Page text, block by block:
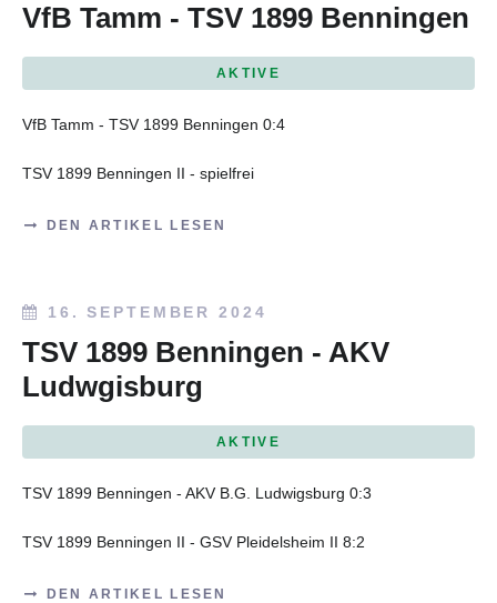
VfB Tamm - TSV 1899 Benningen
AKTIVE
VfB Tamm - TSV 1899 Benningen 0:4
TSV 1899 Benningen II - spielfrei
DEN ARTIKEL LESEN
16. SEPTEMBER 2024
TSV 1899 Benningen - AKV
Ludwgisburg
AKTIVE
TSV 1899 Benningen - AKV B.G. Ludwigsburg 0:3
TSV 1899 Benningen II - GSV Pleidelsheim II 8:2
DEN ARTIKEL LESEN